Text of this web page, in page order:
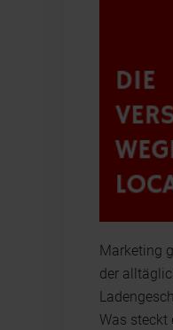
Marketing
der
Was steckt